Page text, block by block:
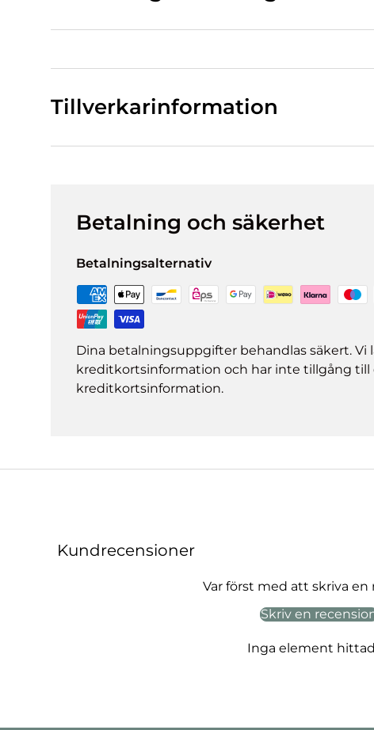
Tillverkarinformation
Betalning och säkerhet
Betalningsalternativ
Dina betalningsuppgifter behandlas säkert. Vi
kreditkortsinformation och har inte tillgång till
kreditkortsinformation.
Kundrecensioner
Var först med att skriva en
Skriv en
Inga element